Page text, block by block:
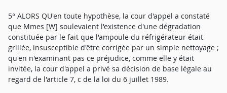
5° ALORS QU'en toute hypothèse, la cour d'appel a constaté
que Mmes [W] soulevaient l'existence d'une dégradation
constituée par le fait que l'ampoule du réfrigérateur était
grillée, insusceptible d'être corrigée par un simple nettoyage ;
qu'en n'examinant pas ce préjudice, comme elle y était
invitée, la cour d'appel a privé sa décision de base légale au
regard de l'article 7, c de la loi du 6 juillet 1989.